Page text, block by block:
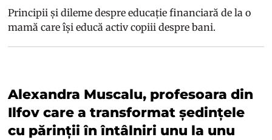
Principii și dileme despre educație financiară de la o
mamă care își educă activ copiii despre bani.
Alexandra Muscalu, profesoara din
Ilfov care a transformat ședințele
cu părinții în întâlniri unu la unu